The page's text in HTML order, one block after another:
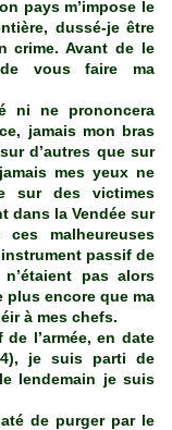
pays m’impose le
dussé-je être
crime. Avant de le
vous faire ma
ni ne prononcera
jamais mon bras
d’autres que sur
mes yeux ne
sur des victimes
dans la Vendée sur
malheureuses
passif de
pas alors
plus encore que ma
à mes chefs.
l’armée, en date
je suis parti de
lendemain je suis
de purger par le